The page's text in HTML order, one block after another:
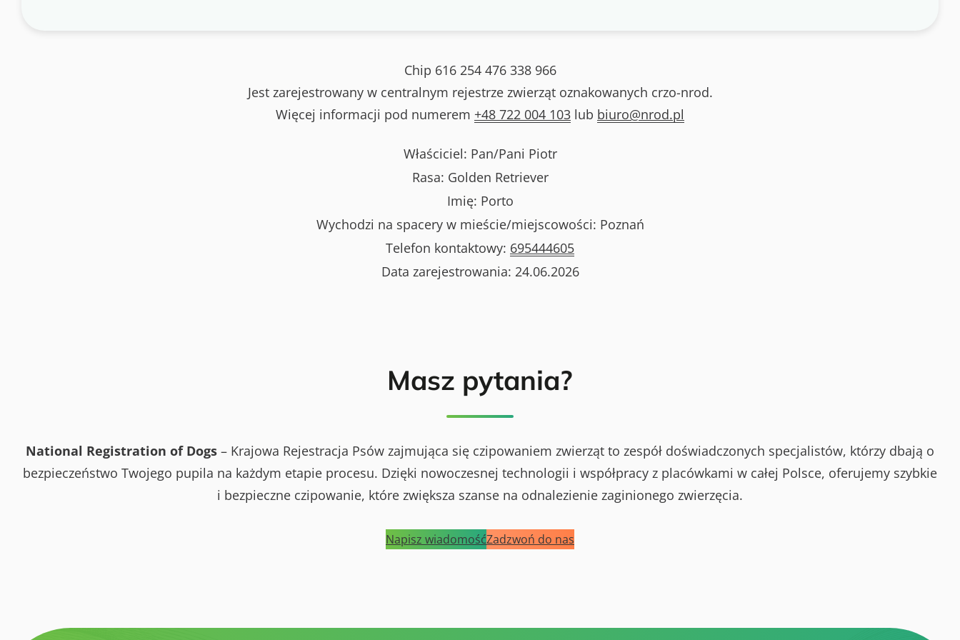
Chip 616 254 476 338 966
Jest zarejestrowany w centralnym rejestrze zwierząt oznakowanych crzo-nrod.
Więcej informacji pod numerem +48 722 004 103 lub biuro@nrod.pl
Właściciel: Pan/Pani Piotr
Rasa: Golden Retriever
Imię: Porto
Wychodzi na spacery w mieście/miejscowości: Poznań
Telefon kontaktowy: 695444605
Data zarejestrowania: 24.06.2026
Masz pytania?
National Registration of Dogs – Krajowa Rejestracja Psów zajmująca się czipowaniem zwierząt to zespół doświadczonych specjalistów, którzy dbają o
bezpieczeństwo Twojego pupila na każdym etapie procesu. Dzięki nowoczesnej technologii i współpracy z placówkami w całej Polsce, oferujemy szybkie
i bezpieczne czipowanie, które zwiększa szanse na odnalezienie zaginionego zwierzęcia.
Napisz wiadomośćZadzwoń do nas